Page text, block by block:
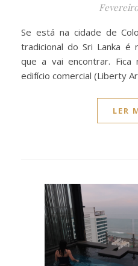
Se está na cidade de Colombo e procura a comida
tradicional do Sri Lanka é
que a vai encontrar.
edifício comercial (Liberty
LER